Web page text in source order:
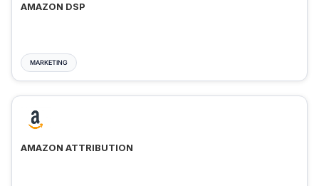
AMAZON DSP
MARKETING
AMAZON ATTRIBUTION